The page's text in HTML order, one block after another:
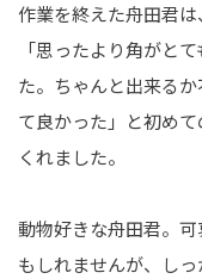
作業を終えた舟田君は、
「思ったより角がと
た。ちゃんと出来る
て良かった」と初め
くれました。
動物好きな舟田君。
もしれませんが、し